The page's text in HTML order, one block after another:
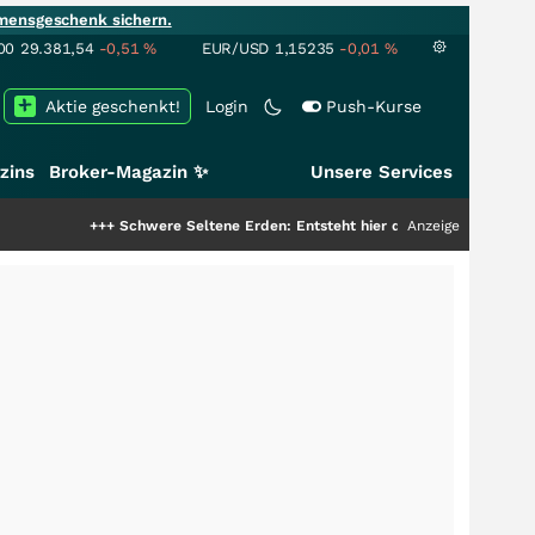
sichern.
29.381,54 -0,51% EUR/USD 1,15235 -0,01 %
Login Push-Kurse
Aktie geschenkt!
Broker-Magazin ✨ Unsere Services
Schwere Seltene Erden: Entsteht hier die nächste Milliardenstory?
Anzeige